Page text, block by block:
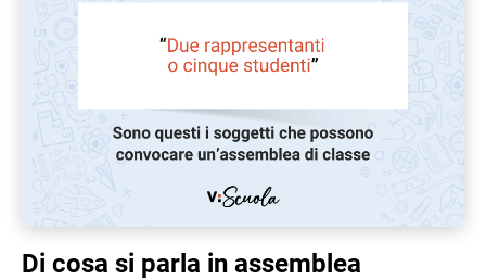
Di cosa si parla in assemblea